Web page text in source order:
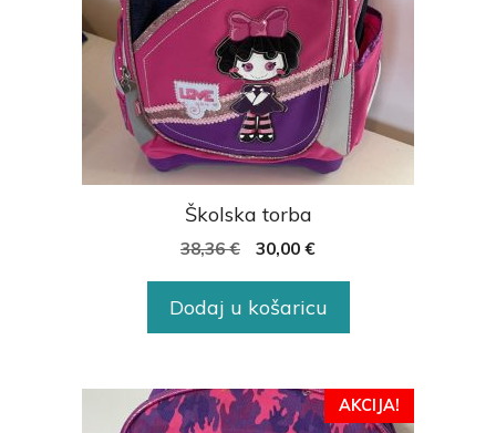
Školska torba
38,36€ 30,00 €
Dodaj u košaricu
AKCIJA!